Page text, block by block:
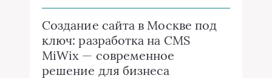
Создание сайта в Москве под
ключ: разработка на CMS
MiWix — современное
решение для бизнеса